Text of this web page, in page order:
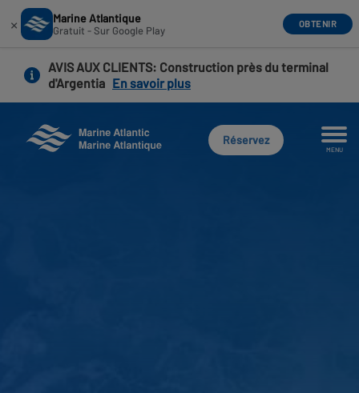
contenu
principal
× Marine Atlantique
Gratuit - Sur Google Play OBTENIR
AVIS AUX CLIENTS: Construction près du terminal
d'Argentia En savoir plus
Réservez
MENU